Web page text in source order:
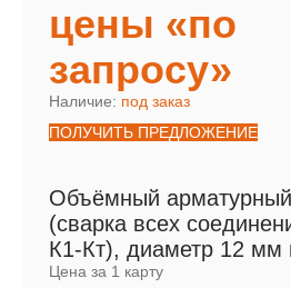
цены «по
запросу»
Наличие: под заказ
ПОЛУЧИТЬ ПРЕДЛОЖЕНИЕ
Объёмный арматурный
(сварка всех
К1-Кт), диаметр 12 мм
Цена за 1 карту